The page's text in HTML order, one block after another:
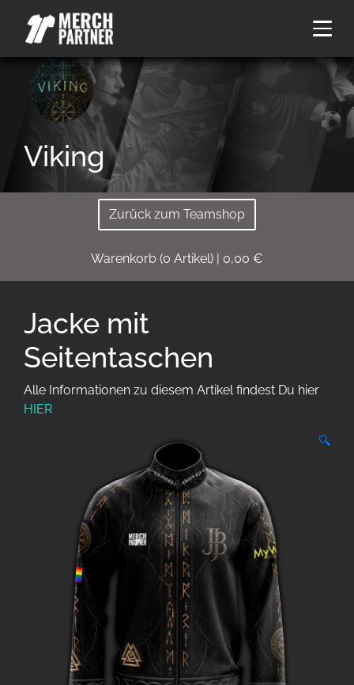
Viking
Zurück zum Teamshop
Warenkorb (0 Artikel) | 0,00 €
Jacke mit
Seitentaschen
Alle Informationen zu diesem Artikel findest Du hier
HIER
🔍